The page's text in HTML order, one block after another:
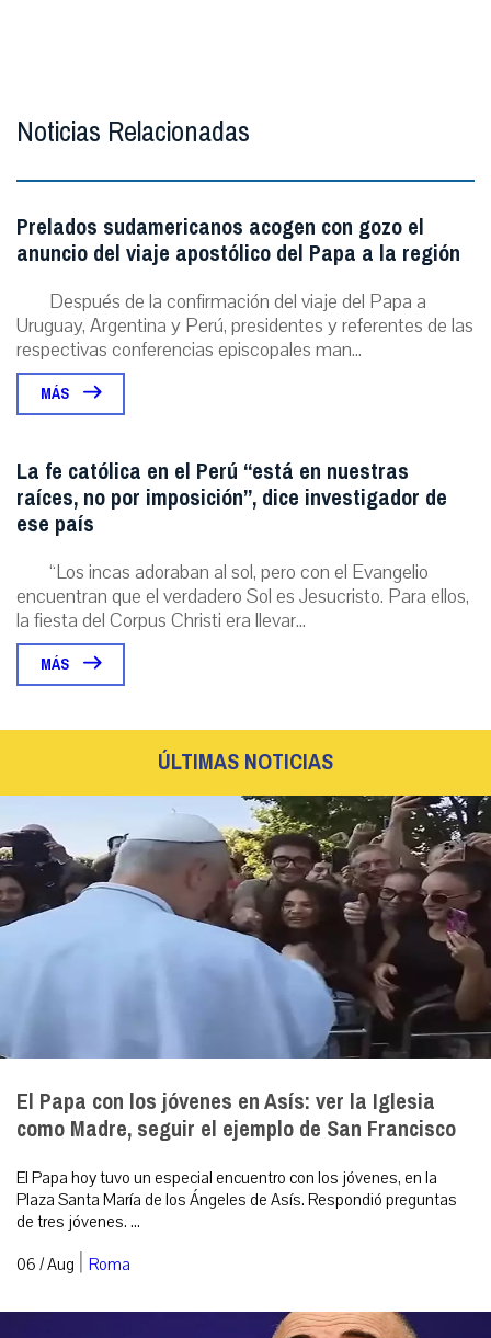
Noticias Relacionadas
Prelados sudamericanos acogen con gozo el
anuncio del viaje apostólico del Papa a la región
Después de la confirmación del viaje del Papa a
Uruguay, Argentina y Perú, presidentes y referentes de las
respectivas conferencias episcopales man...
MÁS
La fe católica en el Perú “está en nuestras
raíces, no por imposición”, dice investigador de
ese país
“Los incas adoraban al sol, pero con el Evangelio
encuentran que el verdadero Sol es Jesucristo. Para ellos,
la fiesta del Corpus Christi era llevar...
MÁS
ÚLTIMAS NOTICIAS
El Papa con los jóvenes en Asís: ver la Iglesia
como Madre, seguir el ejemplo de San Francisco
El Papa hoy tuvo un especial encuentro con los jóvenes, en la
Plaza Santa María de los Ángeles de Asís. Respondió preguntas
de tres jóvenes. ...
06 / Aug | Roma